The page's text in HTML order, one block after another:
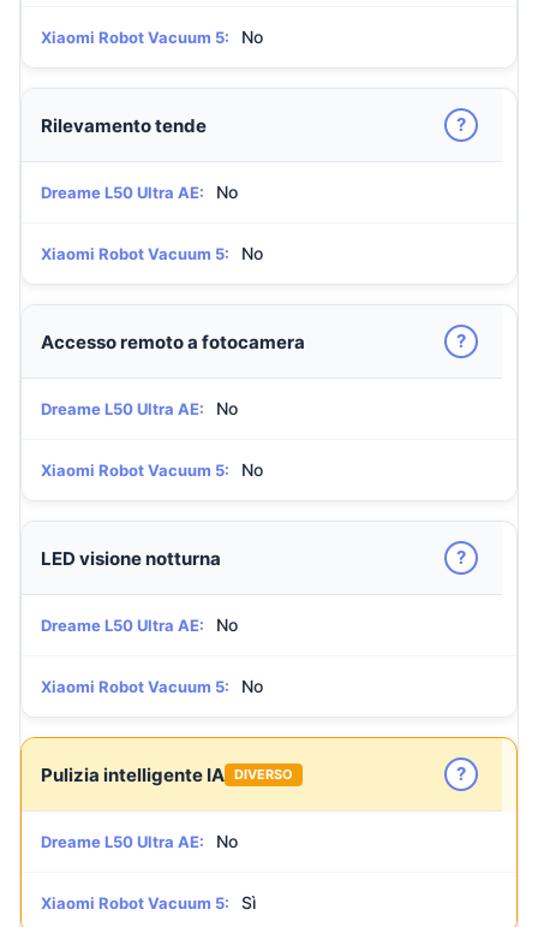
Xiaomi Robot Vacuum 5: No
Rilevamento tende ?
Dreame L50 Ultra AE: No
Xiaomi Robot Vacuum 5: No
Accesso remoto a fotocamera ?
Dreame L50 Ultra AE: No
Xiaomi Robot Vacuum 5: No
LED visione notturna ?
Dreame L50 Ultra AE: No
Xiaomi Robot Vacuum 5: No
Pulizia intelligente IA DIVERSO ?
Dreame L50 Ultra AE: No
Xiaomi Robot Vacuum 5: Sì